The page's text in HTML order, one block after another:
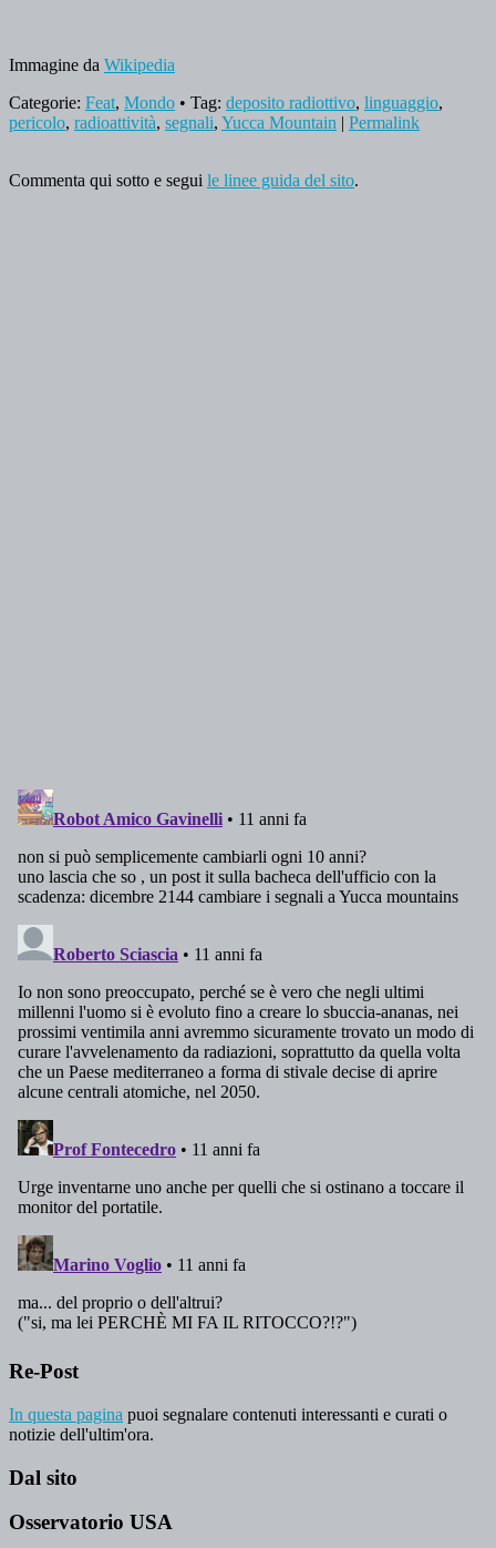
Immagine da Wikipedia
Categorie: Feat, Mondo • Tag: deposito radiottivo, linguaggio,
pericolo, radioattività, segnali, Yucca Mountain | Permalink
Commenta qui sotto e segui le linee guida del sito.
Re-Post
In questa pagina puoi segnalare contenuti interessanti e curati o
notizie dell'ultim'ora.
Dal sito
Osservatorio USA